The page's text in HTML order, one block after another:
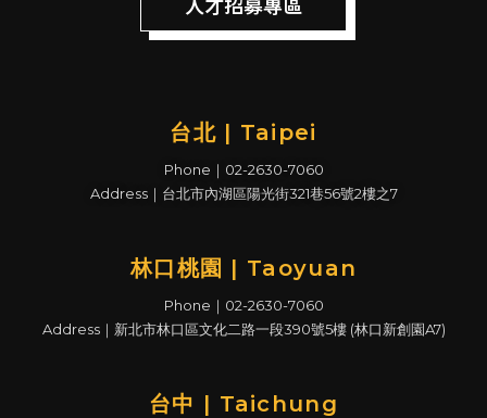
台北 | Taipei
Phone｜02-2630-7060
Address｜台北市內湖區陽光街321巷56號2樓之7
林口桃園 | Taoyuan
Phone｜02-2630-7060
Address｜新北市林口區文化二路一段390號5樓 (林口新創園A7)
台中 | Taichung